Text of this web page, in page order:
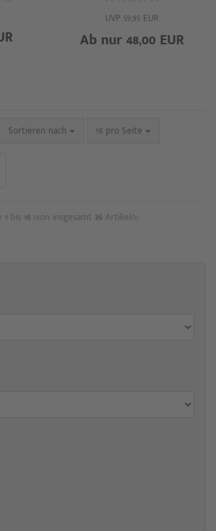
UVP 59,95 EUR
Ab nur 48,00 EUR
Sortieren nach 16 pro Seite
1 bis 16 (von insgesamt 36 Artikeln)